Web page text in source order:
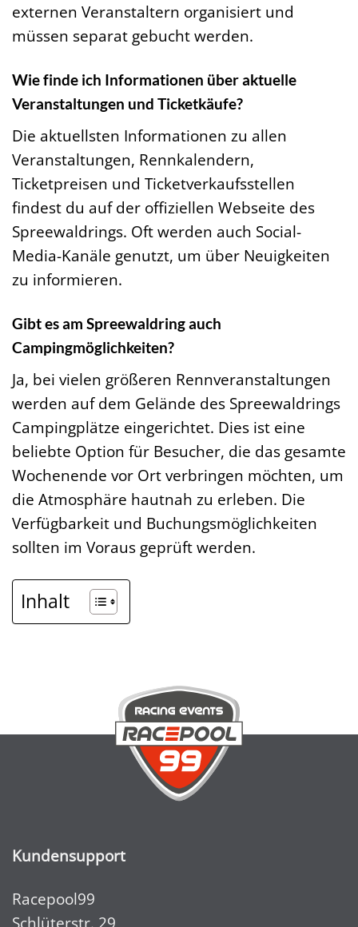
externen Veranstaltern organisiert und
müssen separat gebucht werden.
Wie finde ich Informationen über aktuelle
Veranstaltungen und Ticketkäufe?
Die aktuellsten Informationen zu allen
Veranstaltungen, Rennkalendern,
Ticketpreisen und Ticketverkaufsstellen
findest du auf der offiziellen Webseite des
Spreewaldrings. Oft werden auch Social-
Media-Kanäle genutzt, um über Neuigkeiten
zu informieren.
Gibt es am Spreewaldring auch
Campingmöglichkeiten?
Ja, bei vielen größeren Rennveranstaltungen
werden auf dem Gelände des Spreewaldrings
Campingplätze eingerichtet. Dies ist eine
beliebte Option für Besucher, die das gesamte
Wochenende vor Ort verbringen möchten, um
die Atmosphäre hautnah zu erleben. Die
Verfügbarkeit und Buchungsmöglichkeiten
sollten im Voraus geprüft werden.
Inhalt
Kundensupport
Racepool99